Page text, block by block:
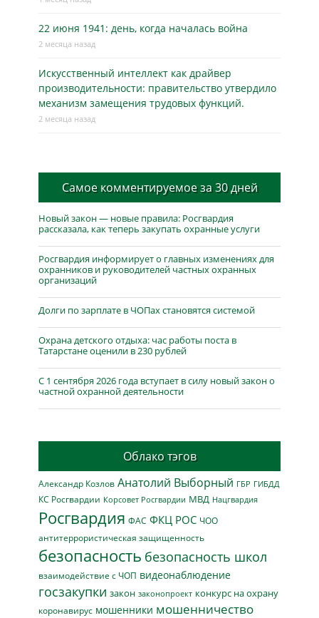
22 июня 1941: день, когда началась война
2 месяца назад
Искусственный интеллект как драйвер
производительности: правительство утвердило
механизм замещения трудовых функций.
2 месяца назад
Самое комментируемое за 30 дней
Новый закон — новые правила: Росгвардия
рассказала, как теперь закупать охранные услуги
Росгвардия информирует о главных изменениях для
охранников и руководителей частных охранных
организаций
Долги по зарплате в ЧОПах становятся системой
Охрана детского отдыха: час работы поста в
Татарстане оценили в 230 рублей
С 1 сентября 2026 года вступает в силу новый закон о
частной охранной деятельности
Облако тэгов
Александр Козлов Анатолий Выборный ГБР ГИБДД
КС Росгвардии Корсовет Росгвардии МВД Нацгвардия
Росгвардия ФАС ФКЦ РОС ЧОО
антитеррористическая защищенность
безопасность безопасность школ
взаимодействие с ЧОП видеонаблюдение
госзакупки закон законопроект конкурс на охрану
коронавирус мошенники мошенничество